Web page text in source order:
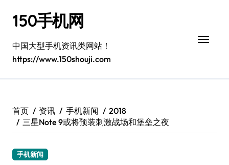
150手机网
中国大型手机资讯类网站！
https://www.150shouji.com
首页 资讯 手机新闻
2018
三星Note 9或将预装刺激战场和堡垒之夜
手机新闻